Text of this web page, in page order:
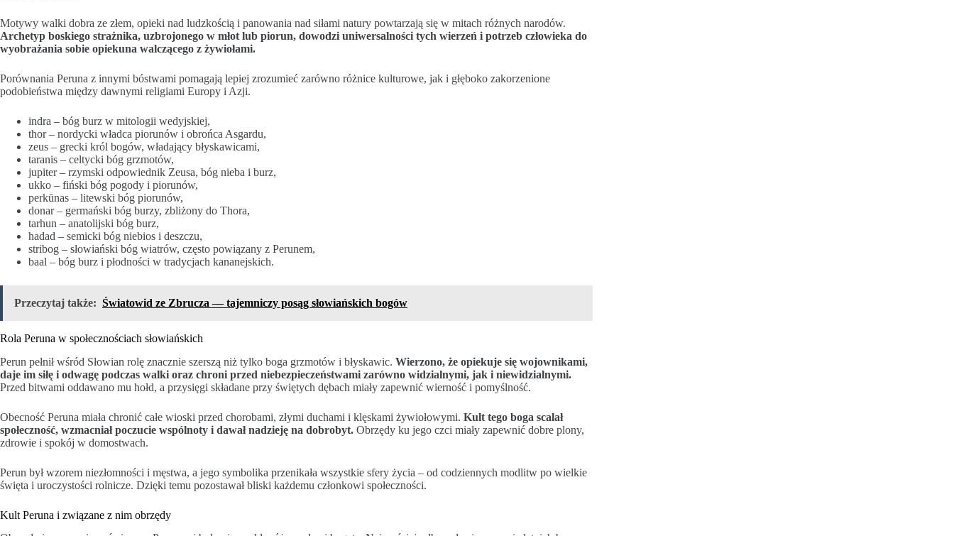
Motywy walki dobra ze złem, opieki nad ludzkością i panowania nad siłami natury powtarzają się w mitach różnych narodów.
Archetyp boskiego strażnika, uzbrojonego w młot lub piorun, dowodzi uniwersalności tych wierzeń i potrzeb człowieka do
wyobrażania sobie opiekuna walczącego z żywiołami.
Porównania Peruna z innymi bóstwami pomagają lepiej zrozumieć zarówno różnice kulturowe, jak i głęboko zakorzenione
podobieństwa między dawnymi religiami Europy i Azji.
indra – bóg burz w mitologii wedyjskiej,
thor – nordycki władca piorunów i obrońca Asgardu,
zeus – grecki król bogów, władający błyskawicami,
taranis – celtycki bóg grzmotów,
jupiter – rzymski odpowiednik Zeusa, bóg nieba i burz,
ukko – fiński bóg pogody i piorunów,
perkūnas – litewski bóg piorunów,
donar – germański bóg burzy, zbliżony do Thora,
tarhun – anatolijski bóg burz,
hadad – semicki bóg niebios i deszczu,
stribog – słowiański bóg wiatrów, często powiązany z Perunem,
baal – bóg burz i płodności w tradycjach kananejskich.
Przeczytaj także: Światowid ze Zbrucza — tajemniczy posąg słowiańskich bogów
Rola Peruna w społecznościach słowiańskich
Perun pełnił wśród Słowian rolę znacznie szerszą niż tylko boga grzmotów i błyskawic. Wierzono, że opiekuje się wojownikami,
daje im siłę i odwagę podczas walki oraz chroni przed niebezpieczeństwami zarówno widzialnymi, jak i niewidzialnymi.
Przed bitwami oddawano mu hołd, a przysięgi składane przy świętych dębach miały zapewnić wierność i pomyślność.
Obecność Peruna miała chronić całe wioski przed chorobami, złymi duchami i klęskami żywiołowymi. Kult tego boga scalał
społeczność, wzmacniał poczucie wspólnoty i dawał nadzieję na dobrobyt. Obrzędy ku jego czci miały zapewnić dobre plony,
zdrowie i spokój w domostwach.
Perun był wzorem niezłomności i męstwa, a jego symbolika przenikała wszystkie sfery życia – od codziennych modlitw po wielkie
święta i uroczystości rolnicze. Dzięki temu pozostawał bliski każdemu członkowi społeczności.
Kult Peruna i związane z nim obrzędy